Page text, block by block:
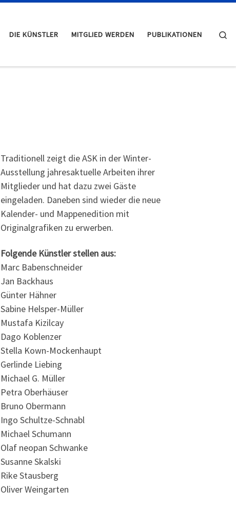
DIE KÜNSTLER MITGLIED WERDEN PUBLIKATIONEN
Traditionell zeigt die ASK in der Winter-
Ausstellung jahresaktuelle Arbeiten ihrer
Mitglieder und hat dazu zwei Gäste
eingeladen. Daneben sind wieder die neue
Kalender- und Mappenedition mit
Originalgrafiken zu erwerben.
Folgende Künstler stellen aus:
Marc Babenschneider
Jan Backhaus
Günter Hähner
Sabine Helsper-Müller
Mustafa Kizilcay
Dago Koblenzer
Stella Kown-Mockenhaupt
Gerlinde Liebing
Michael G. Müller
Petra Oberhäuser
Bruno Obermann
Ingo Schultze-Schnabl
Michael Schumann
Olaf neopan Schwanke
Susanne Skalski
Rike Stausberg
Oliver Weingarten